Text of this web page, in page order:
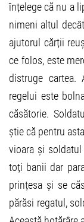
înțelege că nu a
nimeni altul
ajutorul cărții
ce folos, este
distruge
regelui este
căsătorie.
știe că pentru
vioara și
toți banii dar
prințesa și se
părăsi regatul,